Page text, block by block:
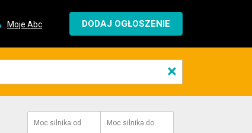
Moje Abc DODAJ OGŁOSZENIE
×
Moc silnika od Moc silnika do